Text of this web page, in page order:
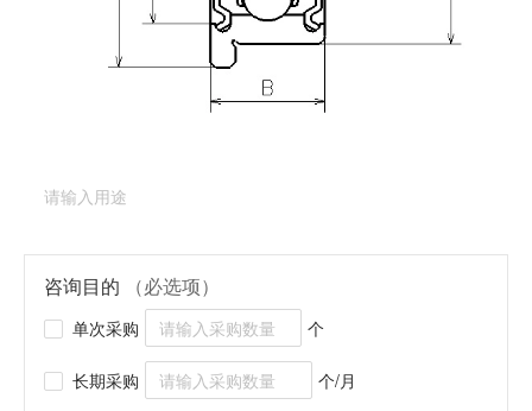
请填写表格，与美蓓亚三美的产品专家取得联系。
深沟球轴承（法兰型）
咨询目的 （必选项）
单次采购 个
长期采购
个/月